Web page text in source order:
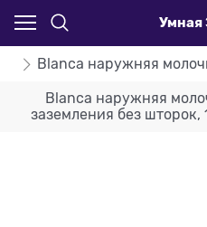
Умная
Blanca наружняя
Blanca наружняя
заземления без